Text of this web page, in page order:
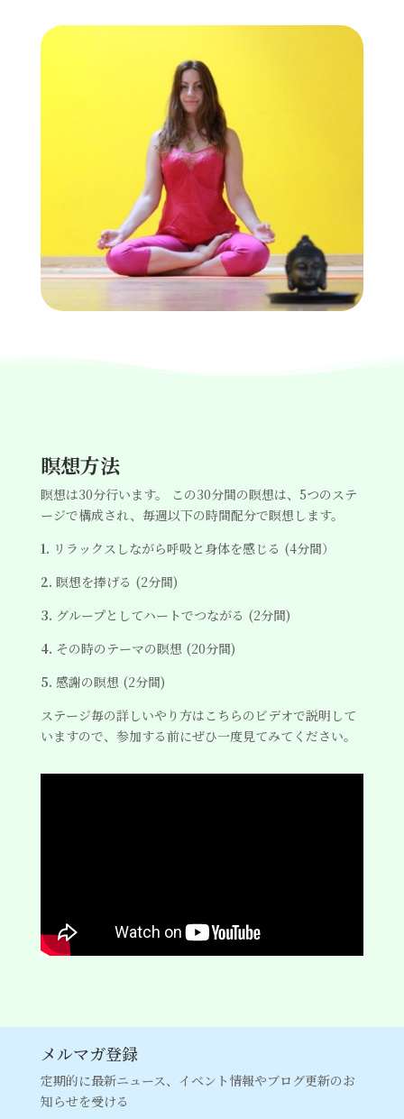
瞑想方法
瞑想は30分行います。 この30分間の瞑想は、5つのステ
ージで構成され、毎週以下の時間配分で瞑想します。
1. リラックスしながら呼吸と身体を感じる (4分間）
2. 瞑想を捧げる (2分間)
3. グループとしてハートでつながる (2分間)
4. その時のテーマの瞑想 (20分間)
5. 感謝の瞑想 (2分間)
ステージ毎の詳しいやり方はこちらのビデオで説明して
いますので、参加する前にぜひ一度見てみてください。
メルマガ登録
定期的に最新ニュース、イベント情報やブログ更新のお
知らせを受ける